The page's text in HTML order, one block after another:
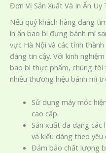
Đơn Vị Sản Xuất Và In Ấn Uy
Nếu quý khách hàng đang
in ấn bao bì đựng bánh mì
vực Hà Nội và các tỉnh
đáng tin cậy. Với kinh
bao bì thực phẩm, chúng tôi
nhiều thương hiệu bánh mì
Sử dụng máy móc
cao cấp.
Sản xuất đa dạng
và kiểu dáng theo yêu
Đảm bảo chất lượng